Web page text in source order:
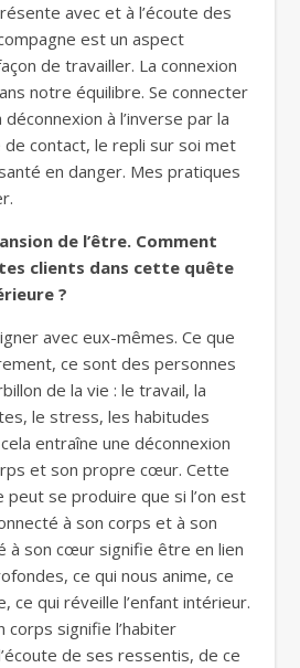
avec et à l’écoute des
est un aspect
de travailler. La connexion
notre équilibre. Se connecter
à l’inverse par la
de contact, le repli sur soi met
en danger. Mes pratiques
de l’être. Comment
clients dans cette quête
?
avec eux-mêmes. Ce que
ce sont des personnes
de la vie : le travail, la
le stress, les habitudes
entraîne une déconnexion
et son propre cœur. Cette
peut se produire que si l’on est
à son corps et à son
à son cœur signifie être en lien
ce qui nous anime, ce
ce qui réveille l’enfant intérieur.
corps signifie l’habiter
de ses ressentis, de ce